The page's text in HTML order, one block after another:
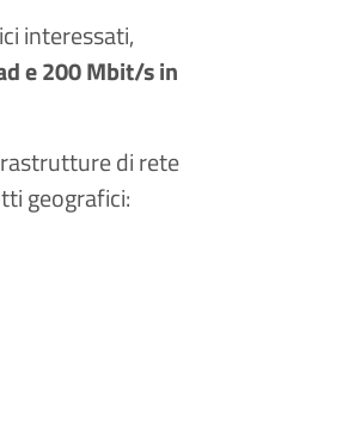
interessati,
e 200 Mbit/s in
di rete
geografici: